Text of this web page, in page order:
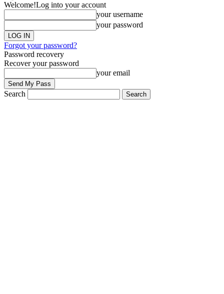
Welcome!Log into your account
your username
your password
Forgot your password?
Password recovery
Recover your password
your email
Search